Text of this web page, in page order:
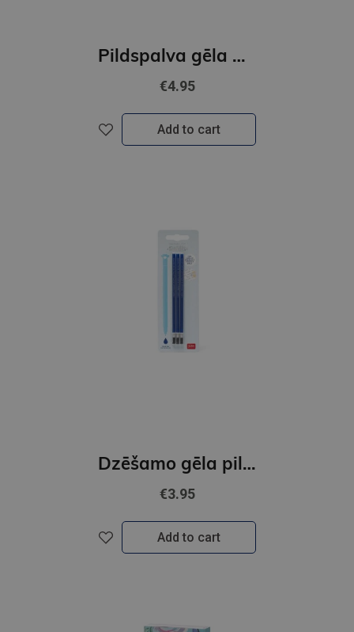
Pildspalva gēla ar apgaismojumu - Kaķītis
€4.95
Add to cart
Dzēšamo gēla pildspalvu uzpildes 3 gab.
€3.95
Add to cart